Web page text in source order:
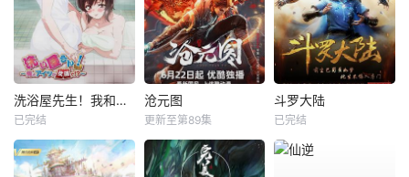
洗浴屋先生！我和那家伙在女浴池！？
已完结
沧元图
更新至第89集
斗罗大陆
已完结